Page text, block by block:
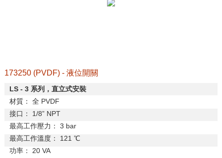
173250 (PVDF) - 液位開關
LS - 3 系列，直立式安裝
材質：
全PVDF
接口：
1/8”NPT
最高工作壓力：
3 bar
最高工作溫度：
121 ℃
功率：
20 VA